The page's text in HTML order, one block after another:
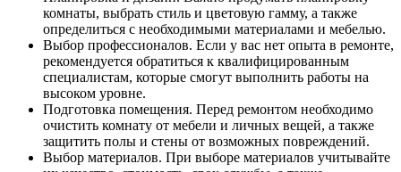
комнаты, выбрать стиль и цветовую гамму, а также
определиться с необходимыми материалами и мебелью.
Выбор профессионалов. Если у вас нет опыта в ремонте,
рекомендуется обратиться к квалифицированным
специалистам, которые смогут выполнить работы на
высоком уровне.
Подготовка помещения. Перед ремонтом необходимо
очистить комнату от мебели и личных вещей, а также
защитить полы и стены от возможных повреждений.
Выбор материалов. При выборе материалов учитывайте